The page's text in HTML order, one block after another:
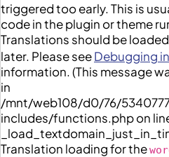
triggered too early. This is
code in the plugin or theme
Translations should be
later. Please seeDebugging
information. (This message
in
/mnt/web108/d0/76/
includes/functions.php on
Translation loading for the